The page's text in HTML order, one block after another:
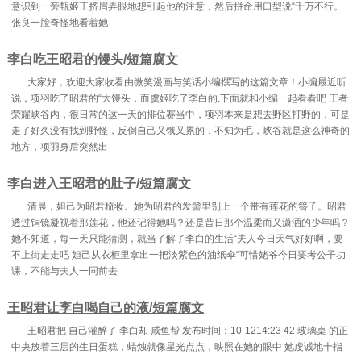
意识到一旁甄姬正挤眉弄眼地想引起他的注意，然后拼命用口型说“千万不行。
张良一脸奇怪地看着她
李白吃王昭君的馒头/短篇腐文
大家好，欢迎大家收看由微笑漫画与笑话小编撰写的这篇文章！小编最近听
说，项羽吃了昭君的“大馒头，而虞姬吃了李白的.下面就和小编一起看看吧 王者
荣耀峡谷内，很日常的这一天的排位赛当中，项羽本来是想去野区打野的，可是
走了好久没有找到野怪，反倒自己又饿又累的，不知为毛，峡谷就是这么神奇的
地方，项羽身后突然出
李白进入王昭君的肚子/短篇腐文
清晨，妲己为昭君梳妆。她为昭君的发髻里别上一个带有莲花的簪子。昭君
透过铜镜凝视着那莲花，他还记得她吗？还是昔日那个温柔而又潇洒的少年吗？
她不知道，每一天只能猜测，就当了解了李白的生活“夫人今日天气好好啊，要
不上街走走吧 妲己从衣柜里拿出一把淡紫色的油纸伞“可惜姥爷今日要考公子功
课，不能与夫人一同前去
王昭君让李白喝自己的液/短篇腐文
王昭君把 自己灌醉了 李白却 咸鱼帮 发布时间：10-1214:23 42 玻璃桌 的正
中央放着三层的生日蛋糕，蜡烛就像星光点点，映照在她的眼中 她虔诚地十指